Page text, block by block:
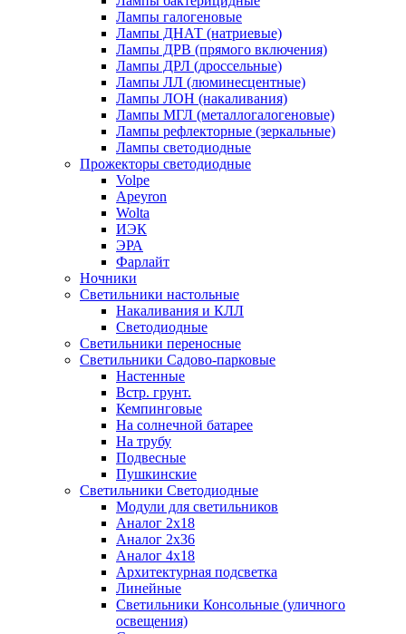
Лампы галогеновые
Лампы ДНАТ (натриевые)
Лампы ДРВ (прямого включения)
Лампы ДРЛ (дроссельные)
Лампы ЛЛ (люминесцентные)
Лампы ЛОН (накаливания)
Лампы МГЛ (металлогалогеновые)
Лампы рефлекторные (зеркальные)
Лампы светодиодные
Прожекторы светодиодные
Volpe
Apeyron
Wolta
ИЭК
ЭРА
Фарлайт
Ночники
Светильники настольные
Накаливания и КЛЛ
Светодиодные
Светильники переносные
Светильники Садово-парковые
Настенные
Встр. грунт.
Кемпинговые
На солнечной батарее
На трубу
Подвесные
Пушкинские
Светильники Светодиодные
Модули для светильников
Аналог 2х18
Аналог 2х36
Аналог 4х18
Архитектурная подсветка
Линейные
Светильники Консольные (уличного
освещения)